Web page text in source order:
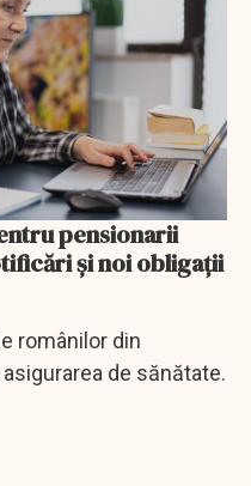
pensionarii
și noi obligații
românilor din
de sănătate.